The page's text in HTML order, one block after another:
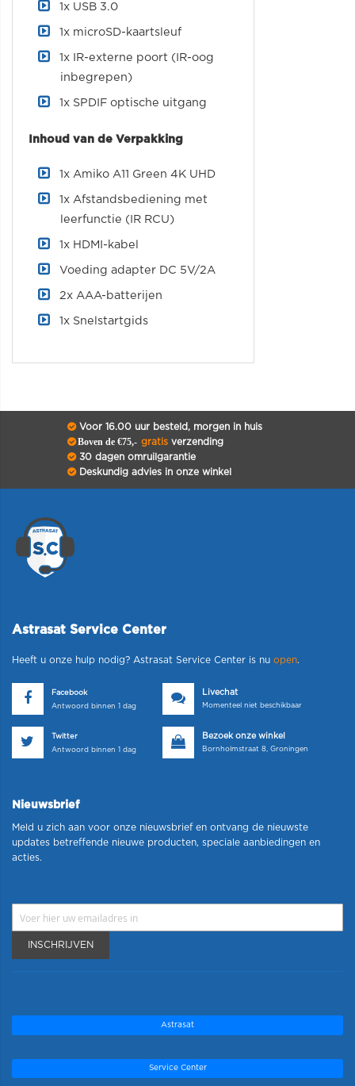
1x USB 3.0
1x microSD-kaartsleuf
1x IR-externe poort (IR-oog
inbegrepen)
1x SPDIF optische uitgang
Inhoud van de Verpakking
1x Amiko A11 Green 4K UHD
1x Afstandsbediening met
leerfunctie (IR RCU)
1x HDMI-kabel
Voeding adapter DC 5V/2A
2x AAA-batterijen
1x Snelstartgids
Voor 16.00 uur besteld, morgen in huis
Boven de €75,- gratisverzending
30 dagen omruilgarantie
Deskundig advies in onze winkel
Astrasat Service Center
Heeft u onze hulp nodig? Astrasat Service Center is nu open.
Facebook
Antwoord binnen 1 dag
Livechat
Momenteel niet beschikbaar
Twitter
Antwoord binnen 1 dag
Bezoek onze winkel
Bornholmstraat 8, Groningen
Nieuwsbrief
Meld u zich aan voor onze nieuwsbrief en ontvang de nieuwste
updates betreffende nieuwe producten, speciale aanbiedingen en
acties.
INSCHRIJVEN
Astrasat
Service Center